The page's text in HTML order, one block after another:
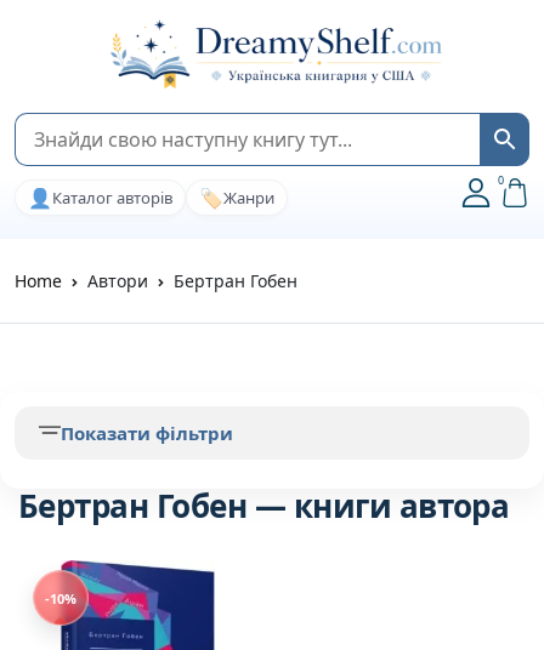
👤 Каталог авторів 🏷️Жанри
0
Home Автори Бертран Гобен
Бертран Гобен — книги автора
-10%
Показати фільтри